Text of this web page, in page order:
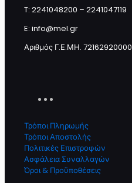
T: 2241048200 – 2241047119
E: info@mel.gr
Αριθμός Γ.Ε.ΜΗ. 72162920000
Τρόποι Πληρωμής
Τρόποι Αποστολής
Πολιτικές Επιστροφών
Ασφάλεια Συναλλαγών
Όροι & Προϋποθέσεις